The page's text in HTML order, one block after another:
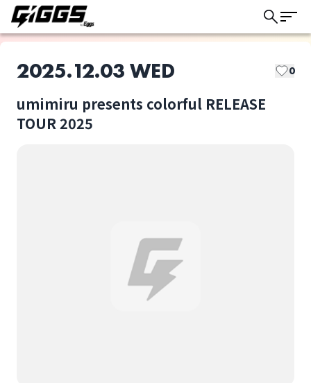
2025.12.03 WED 0
umimiru presents colorful RELEASE
TOUR 2025
このライブの取り置きは終了しました